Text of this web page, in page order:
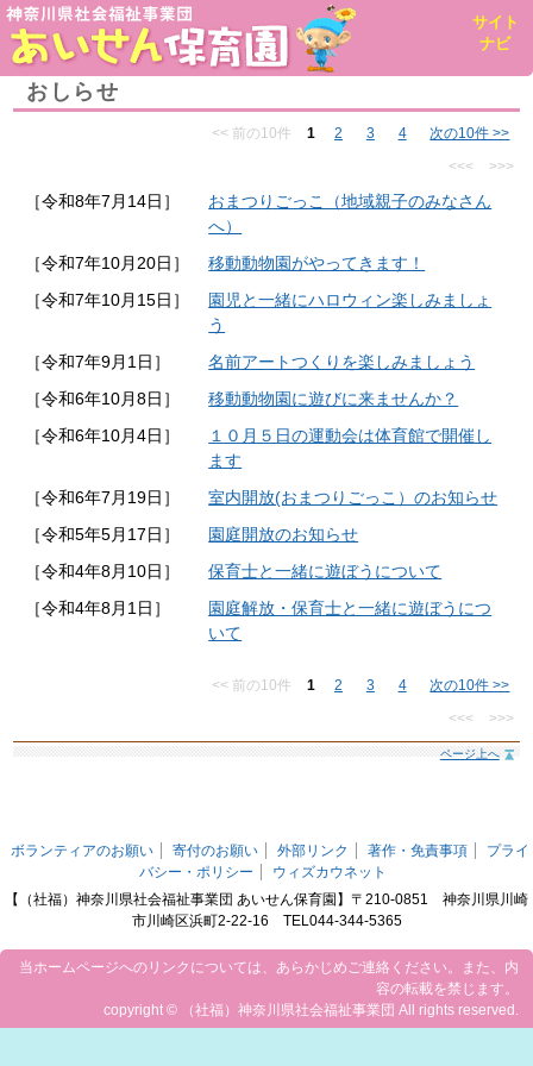
サイト
ナビ
おしらせ
<< 前の10件 1 2 3 4
次の10件 >>
<<<
>>>
［令和8年7月14日］
おまつりごっこ（地域親子のみなさん
へ）
［令和7年10月20日］
移動動物園がやってきます！
［令和7年10月15日］
園児と一緒にハロウィン楽しみましょ
う
［令和7年9月1日］
名前アートつくりを楽しみましょう
［令和6年10月8日］
移動動物園に遊びに来ませんか？
［令和6年10月4日］
１０月５日の運動会は体育館で開催し
ます
［令和6年7月19日］
室内開放(おまつりごっこ）のお知らせ
［令和5年5月17日］
園庭開放のお知らせ
［令和4年8月10日］
保育士と一緒に遊ぼうについて
［令和4年8月1日］
園庭解放・保育士と一緒に遊ぼうにつ
いて
<< 前の10件 1 2 3 4
次の10件 >>
<<<
>>>
ページ上へ
ボランティアのお願い 寄付のお願い 外部リンク 著作・免責事項
プライ
バシー・ポリシー
ウィズカウネット
【（社福）神奈川県社会福祉事業団 あいせん保育園】〒210-0851 神奈川県川崎
市川崎区浜町2-22-16 TEL044-344-5365
当ホームページへのリンクについては、あらかじめご連絡ください。また、内
容の転載を禁じます。
copyright © （社福）神奈川県社会福祉事業団 All rights reserved.